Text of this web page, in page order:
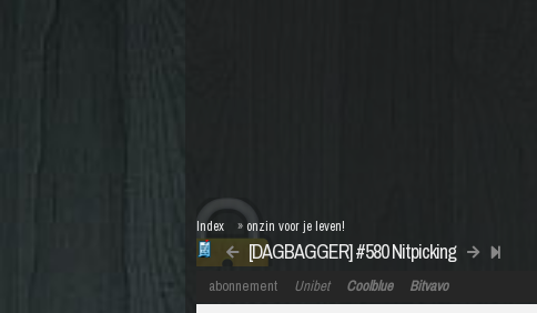
[DAGBAGGER] #580 Nitpicking
Index » onzin voor je leven!
abonnement Unibet Coolblue Bitvavo